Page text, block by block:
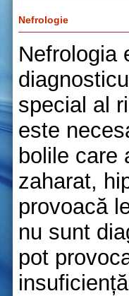
Nefrologie
Nefrologia
special al
este
bolile care
zaharat,
provoacă
nu sunt
pot